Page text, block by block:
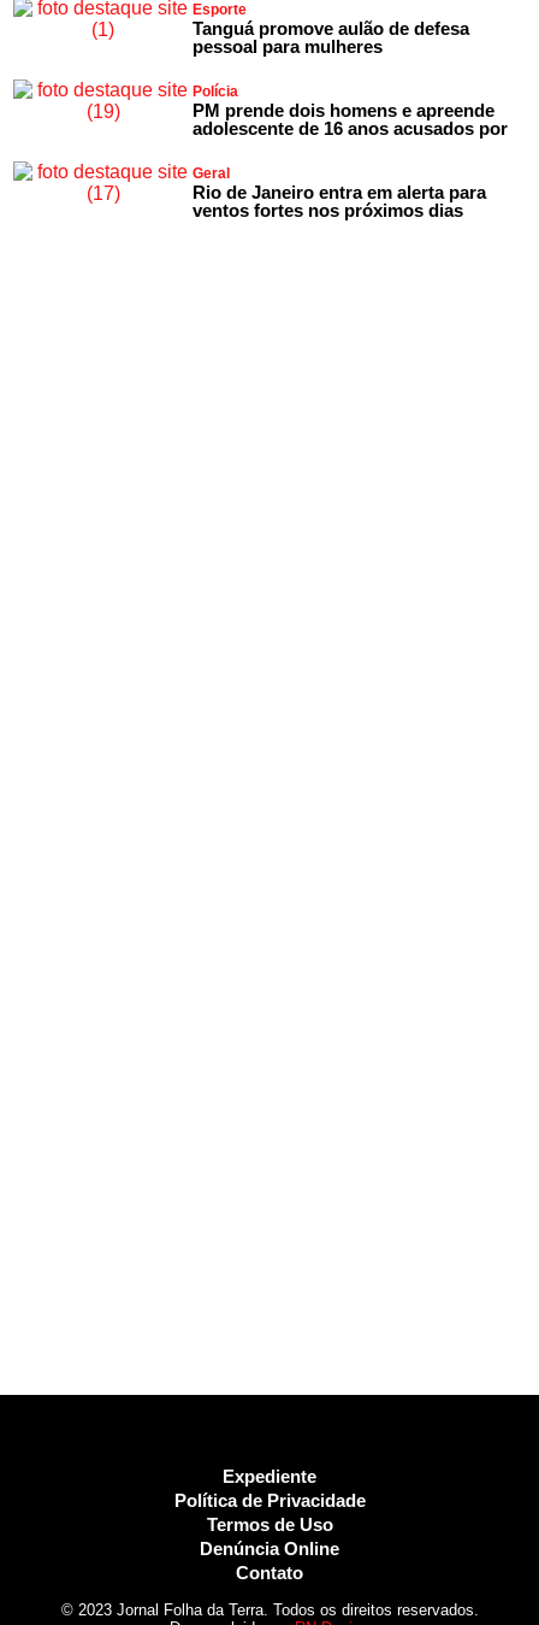
Esporte
Tanguá promove aulão de defesa
pessoal para mulheres
Polícia
PM prende dois homens e apreende
adolescente de 16 anos acusados por
Geral
Rio de Janeiro entra em alerta para
ventos fortes nos próximos dias
Expediente
Política de Privacidade
Termos de Uso
Denúncia Online
Contato
© 2023 Jornal Folha da Terra. Todos os direitos reservados.